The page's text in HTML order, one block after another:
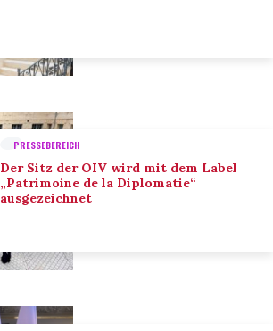
PRESSEBEREICH
Der Sitz der OIV wird mit dem Label
„Patrimoine de la Diplomatie“
ausgezeichnet